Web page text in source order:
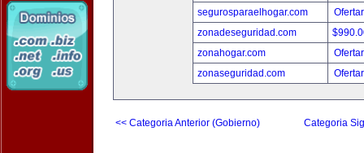
segurosparaelhogar.com
zonadeseguridad.com
zonahogar.com
zonaseguridad.com
<< Categoria Anterior (Gobierno) Categoria